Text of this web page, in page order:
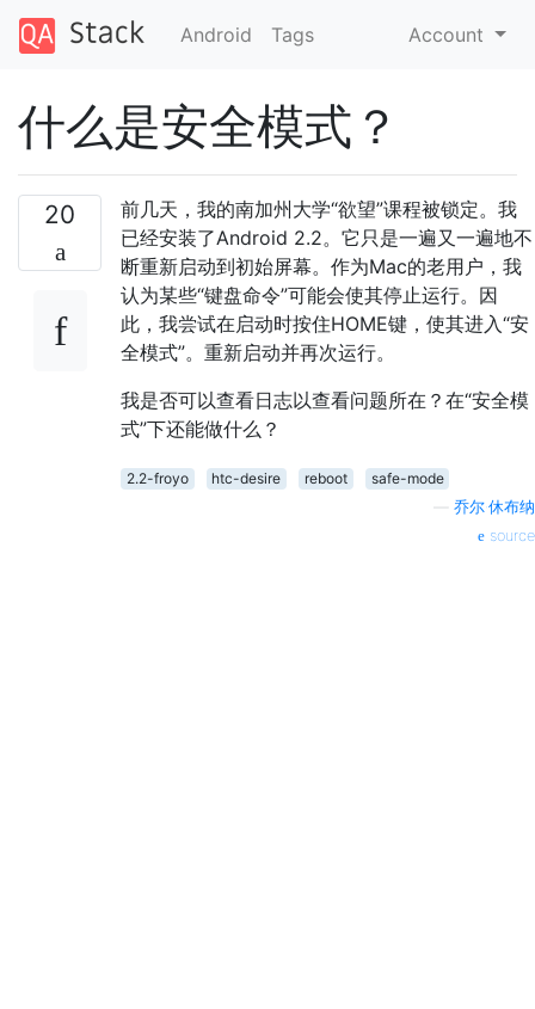
Android Tags Account
什么是安全模式？
20
前几天，我的南加州大学“欲望”课程被锁定。我
已经安装了Android 2.2。它只是一遍又一遍地不
断重新启动到初始屏幕。作为Mac的老用户，我
认为某些“键盘命令”可能会使其停止运行。因
此，我尝试在启动时按住HOME键，使其进入“安
全模式”。重新启动并再次运行。
我是否可以查看日志以查看问题所在？在“安全模
式”下还能做什么？
2.2-froyo htc-desire reboot
safe-mode
乔尔·休布纳
source